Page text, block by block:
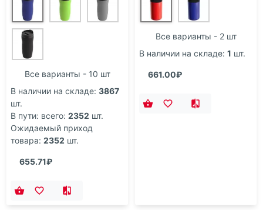
Все варианты - 10 шт
В наличии на складе: 3867
шт.
В пути: всего: 2352 шт.
Ожидаемый приход
товара: 2352 шт.
655.71₽
Все варианты - 2 шт
В наличии на складе: 1 шт.
661.00₽